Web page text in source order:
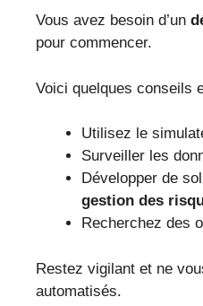
Vous avez besoin d’un
pour commencer.
Voici quelques conseils
Utilisez le
Surveiller les
Développer de
gestion des
Recherchez des
Restez vigilant et ne
automatisés.